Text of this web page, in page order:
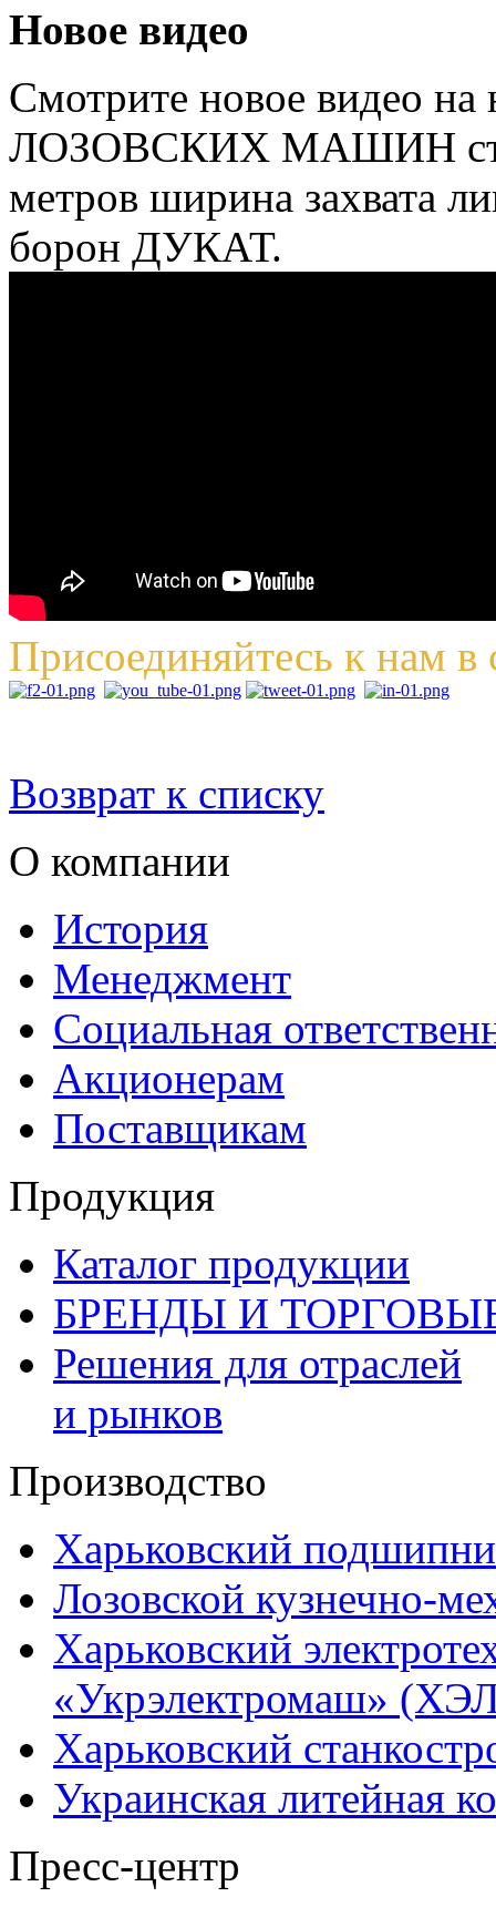
Новое видео
Смотрите новое видео на
ЛОЗОВСКИХ МАШИН
метров ширина захвата
борон ДУКАТ.
Присоединяйтесь к нам в
Возврат к списку
О компании
История
Менеджмент
Социальная
Акционерам
Поставщикам
Продукция
Каталог продукции
БРЕНДЫ И
Решения для отраслей
и рынков
Производство
Харьковский
Лозовской кузнечно-
Харьковский
«Укрэлектромаш»
Харьковский
Украинская литейная
Пресс-центр